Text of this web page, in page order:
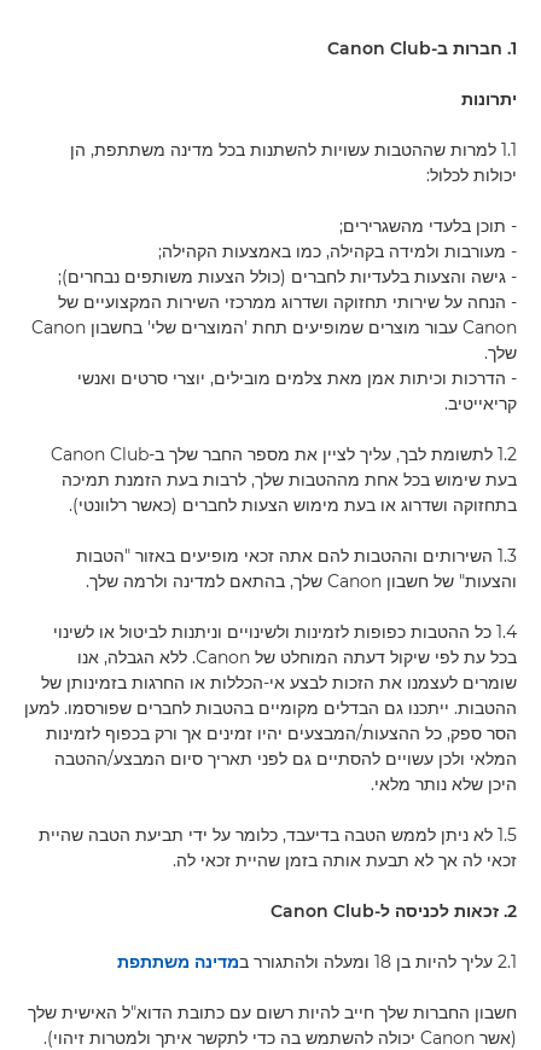
1. חברות ב-Canon Club
יתרונות
1.1 למרות שההטבות עשויות להשתנות בכל מדינה משתתפת, הן
יכולות לכלול:
- תוכן בלעדי מהשגרירים;
- מעורבות ולמידה בקהילה, כמו באמצעות הקהילה;
- גישה והצעות בלעדיות לחברים (כולל הצעות משותפים נבחרים);
- הנחה על שירותי תחזוקה ושדרוג ממרכזי השירות המקצועיים של
Canon עבור מוצרים שמופיעים תחת 'המוצרים שלי' בחשבון Canon
שלך.
- הדרכות וכיתות אמן מאת צלמים מובילים, יוצרי סרטים ואנשי
קריאייטיב.
1.2 לתשומת לבך, עליך לציין את מספר החבר שלך ב-Canon Club
בעת שימוש בכל אחת מההטבות שלך, לרבות בעת הזמנת תמיכה
בתחזוקה ושדרוג או בעת מימוש הצעות לחברים (כאשר רלוונטי).
1.3 השירותים וההטבות להם אתה זכאי מופיעים באזור "הטבות
והצעות" של חשבון Canon שלך, בהתאם למדינה ולרמה שלך.
1.4 כל ההטבות כפופות לזמינות ולשינויים וניתנות לביטול או לשינוי
בכל עת לפי שיקול דעתה המוחלט של Canon. ללא הגבלה, אנו
שומרים לעצמנו את הזכות לבצע אי-הכללות או החרגות בזמינותן של
ההטבות. ייתכנו גם הבדלים מקומיים בהטבות לחברים שפורסמו. למען
הסר ספק, כל ההצעות/המבצעים יהיו זמינים אך ורק בכפוף לזמינות
המלאי ולכן עשויים להסתיים גם לפני תאריך סיום המבצע/ההטבה
היכן שלא נותר מלאי.
1.5 לא ניתן לממש הטבה בדיעבד, כלומר על ידי תביעת הטבה שהיית
זכאי לה אך לא תבעת אותה בזמן שהיית זכאי לה.
2. זכאות לכניסה ל-Canon Club
2.1 עליך להיות בן 18 ומעלה ולהתגורר ב מדינה משתתפת
חשבון החברות שלך חייב להיות רשום עם כתובת הדוא"ל האישית שלך
(אשר Canon יכולה להשתמש בה כדי לתקשר איתך ולמטרות זיהוי).